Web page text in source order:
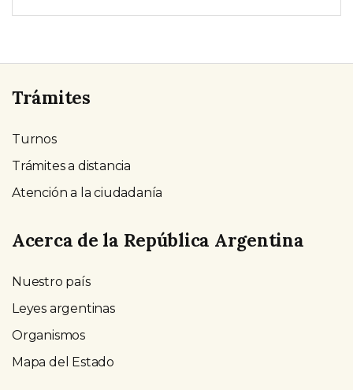
Trámites
Turnos
Trámites a distancia
Atención a la ciudadanía
Acerca de la República Argentina
Nuestro país
Leyes argentinas
Organismos
Mapa del Estado